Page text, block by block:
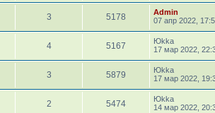
3 5178
Admin
07 апр 2022,
4 5167
Юkka
17 мар 2022,
3 5879
Юkka
17 мар 2022,
2 5474
Юkka
14 мар 2022,